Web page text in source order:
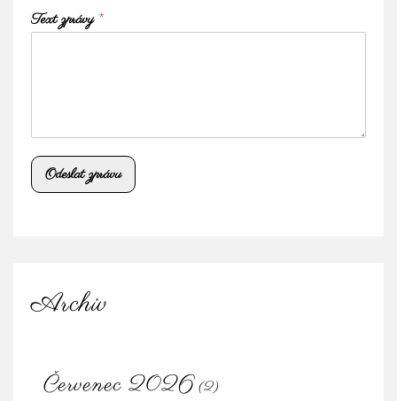
Text zprávy *
Odeslat zprávu
Archiv
Červenec 2026 (2)